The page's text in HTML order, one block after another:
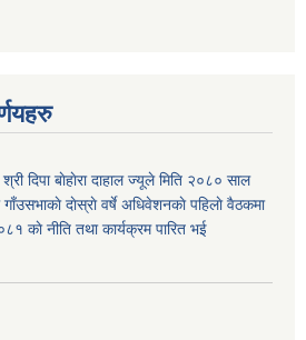
दिपा बाेहाेरा दाहाल ज्यूले मिति २०८० साल
दाेस्राे वर्षे अधिवेशनकाे पहिलाे वैठकमा
काे नीति तथा कार्यक्रम पारित भई